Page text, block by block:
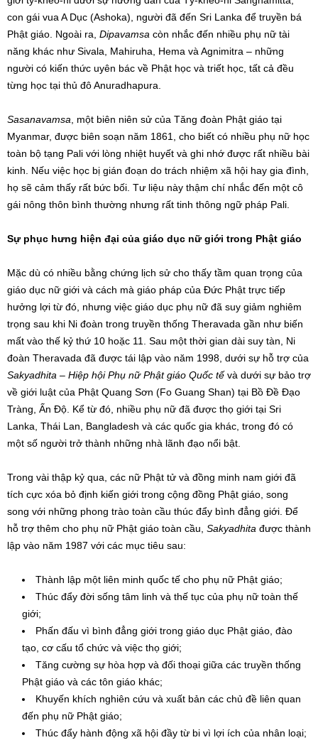
con gái vua A Dục (Ashoka), người đã đến Sri Lanka để truyền bá
Phật giáo. Ngoài ra, Dipavamsa còn nhắc đến nhiều phụ nữ tài
năng khác như Sivala, Mahiruha, Hema và Agnimitra – những
người có kiến thức uyên bác về Phật học và triết học, tất cả đều
từng học tại thủ đô Anuradhapura.
Sasanavamsa, một biên niên sử của Tăng đoàn Phật giáo tại
Myanmar, được biên soạn năm 1861, cho biết có nhiều phụ nữ học
toàn bộ tạng Pali với lòng nhiệt huyết và ghi nhớ được rất nhiều bài
kinh. Nếu việc học bị gián đoạn do trách nhiệm xã hội hay gia đình,
họ sẽ cảm thấy rất bức bối. Tư liệu này thậm chí nhắc đến một cô
gái nông thôn bình thường nhưng rất tinh thông ngữ pháp Pali.
Sự phục hưng hiện đại của giáo dục nữ giới trong Phật giáo
Mặc dù có nhiều bằng chứng lịch sử cho thấy tầm quan trọng của
giáo dục nữ giới và cách mà giáo pháp của Đức Phật trực tiếp
hưởng lợi từ đó, nhưng việc giáo dục phụ nữ đã suy giảm nghiêm
trọng sau khi Ni đoàn trong truyền thống Theravada gần như biến
mất vào thế kỷ thứ 10 hoặc 11. Sau một thời gian dài suy tàn, Ni
đoàn Theravada đã được tái lập vào năm 1998, dưới sự hỗ trợ của
Sakyadhita – Hiệp hội Phụ nữ Phật giáo Quốc tếvà dưới sự bảo trợ
về giới luật của Phật Quang Sơn (Fo Guang Shan) tại Bồ Đề Đạo
Tràng, Ấn Độ. Kể từ đó, nhiều phụ nữ đã được thọ giới tại Sri
Lanka, Thái Lan, Bangladesh và các quốc gia khác, trong đó có
một số người trở thành những nhà lãnh đạo nổi bật.
Trong vài thập kỷ qua, các nữ Phật tử và đồng minh nam giới đã
tích cực xóa bỏ định kiến giới trong cộng đồng Phật giáo, song
song với những phong trào toàn cầu thúc đẩy bình đẳng giới. Để
hỗ trợ thêm cho phụ nữ Phật giáo toàn cầu, Sakyadhita được thành
lập vào năm 1987 với các mục tiêu sau:
Thành lập một liên minh quốc tế cho phụ nữ Phật giáo;
Thúc đẩy đời sống tâm linh và thế tục của phụ nữ toàn thế
giới;
Phấn đấu vì bình đẳng giới trong giáo dục Phật giáo, đào
tạo, cơ cấu tổ chức và việc thọ giới;
Tăng cường sự hòa hợp và đối thoại giữa các truyền thống
Phật giáo và các tôn giáo khác;
Khuyến khích nghiên cứu và xuất bản các chủ đề liên quan
đến phụ nữ Phật giáo;
Thúc đẩy hành động xã hội đầy từ bi vì lợi ích của nhân loại;